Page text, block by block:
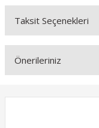
Ürün
Taksit Seçenekleri
Önerileriniz